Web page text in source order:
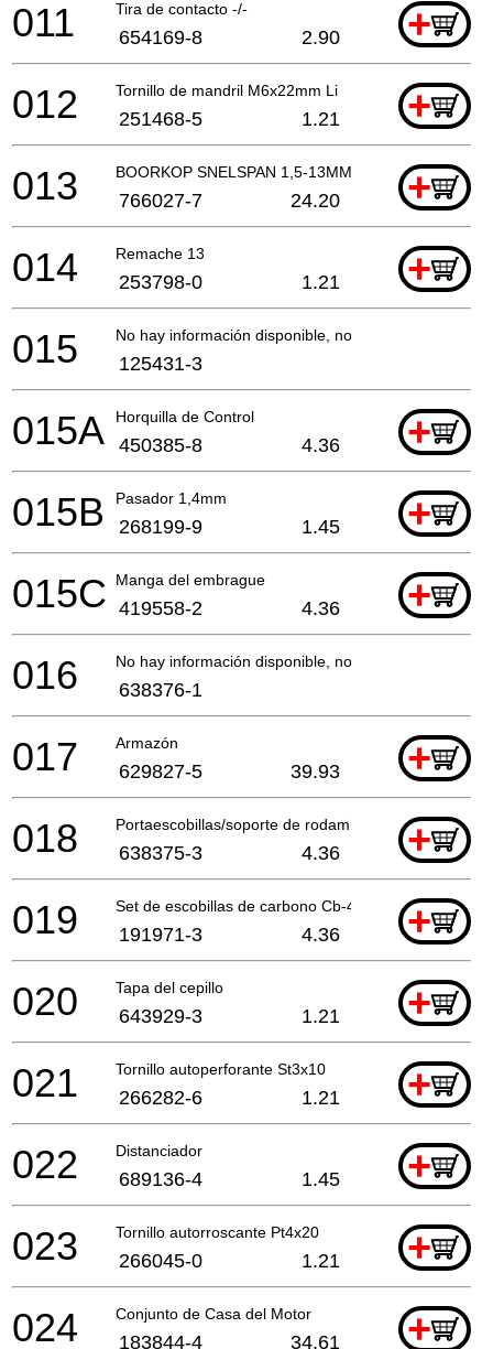
Tira de contacto -/- +
011 654169-8 2.90
Tornillo de mandril M6x22mm Li +
012 251468-5 1.21
BOORKOP SNELSPAN 1,5-13MM +
013 766027-7 24.20
Remache 13 +
014 253798-0 1.21
No hay información disponible, no se puede pedir
015 125431-3
Horquilla de Control +
015A 450385-8 4.36
Pasador 1,4mm +
015B 268199-9 1.45
Manga del embrague +
015C 419558-2 4.36
No hay información disponible, no se puede pedir
016 638376-1
Armazón +
017 629827-5 39.93
Portaescobillas/soporte de rodamiento +
018 638375-3 4.36
Set de escobillas de carbono Cb-430 +
019 191971-3 4.36
Tapa del cepillo +
020 643929-3 1.21
Tornillo autoperforante St3x10 +
021 266282-6 1.21
Distanciador +
022 689136-4 1.45
Tornillo autorroscante Pt4x20 +
023 266045-0 1.21
Conjunto de Casa del Motor +
024 183844-4 34.61